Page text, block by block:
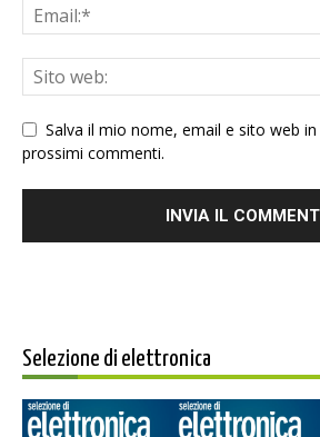
Salva il mio nome, email e sito web
prossimi commenti.
Selezione di elettronica